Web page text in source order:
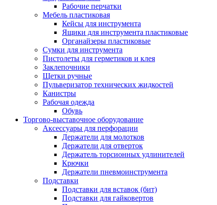
Рабочие перчатки
Мебель пластиковая
Кейсы для инструмента
Ящики для инструмента пластиковые
Органайзеры пластиковые
Сумки для инструмента
Пистолеты для герметиков и клея
Заклепочники
Щетки ручные
Пульверизатор технических жидкостей
Канистры
Рабочая одежда
Обувь
Торгово-выставочное оборудование
Аксессуары для перфорации
Держатели для молотков
Держатели для отверток
Держатель торсионных удлинителей
Крючки
Держатели пневмоинструмента
Подставки
Подставки для вставок (бит)
Подставки для гайковертов